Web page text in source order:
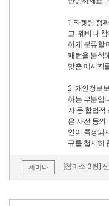
1. 타겟팅 정
고, 웨비나
하게 분류할
패턴을 분석
맞춤 메시지
2. 개인정보
하는 부분입
자 등 합법적
은 사전 동의
인이 특정되
규를 철저히
세미나 [첨마소 3탄]